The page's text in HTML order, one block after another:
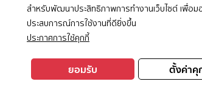
สำหรับพัฒนาประสิทธิภาพการทำงานเว็บไซต์ เพื่อม
ประสบการณ์การใช้งานที่ดียิ่งขึ้น
ประกาศการใช้คุกกี้
ตั้งค่าคุ
ยอมรับ
has occurred while loading